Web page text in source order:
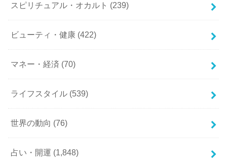
スピリチュアル・オカルト (239)
ビューティ・健康 (422)
マネー・経済 (70)
ライフスタイル (539)
世界の動向 (76)
占い・開運 (1,848)